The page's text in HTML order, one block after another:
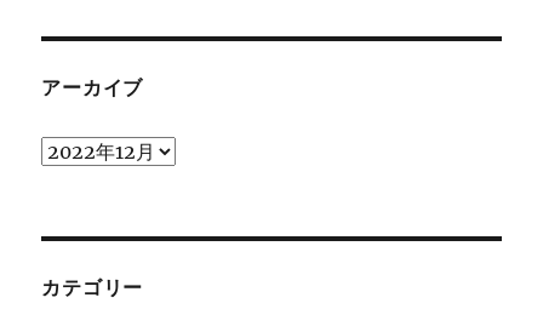
アーカイブ
ア
ブ
カテゴリー